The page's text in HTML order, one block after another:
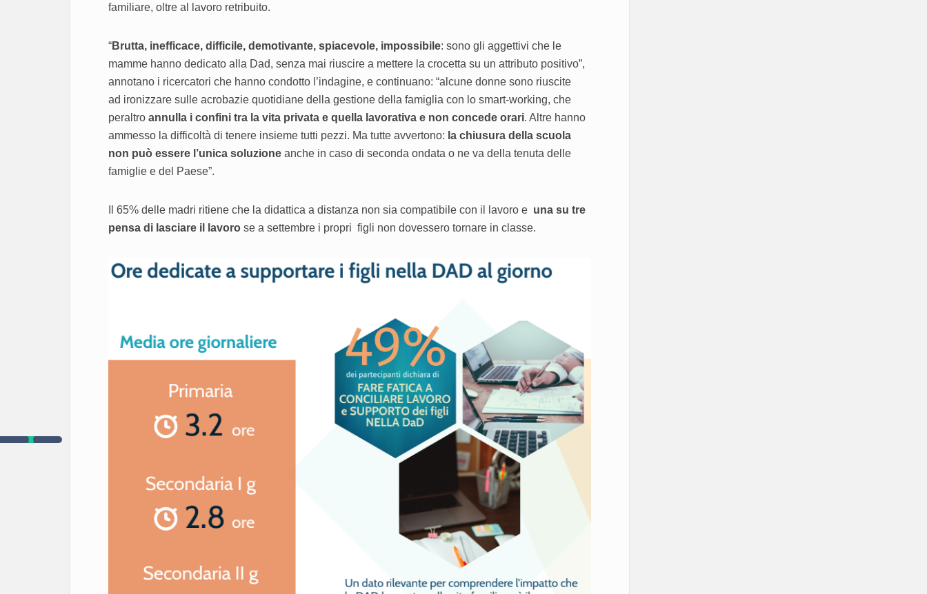
familiare, oltre al lavoro retribuito.
“Brutta, inefficace, difficile, demotivante, spiacevole, impossibile: sono gli aggettivi che le
mamme hanno dedicato alla Dad, senza mai riuscire a mettere la crocetta su un attributo positivo”,
annotano i ricercatori che hanno condotto l’indagine, e continuano: “alcune donne sono riuscite
ad ironizzare sulle acrobazie quotidiane della gestione della famiglia con lo smart-working, che
peraltro annulla i confini tra la vita privata e quella lavorativa e non concede orari. Altre hanno
ammesso la difficoltà di tenere insieme tutti pezzi. Ma tutte avvertono: la chiusura della scuola
non può essere l’unica soluzione anche in caso di seconda ondata o ne va della tenuta delle
famiglie e del Paese”.
Il 65% delle madri ritiene che la didattica a distanza non sia compatibile con il lavoro e una su tre
pensa di lasciare il lavoro se a settembre i propri figli non dovessero tornare in classe.